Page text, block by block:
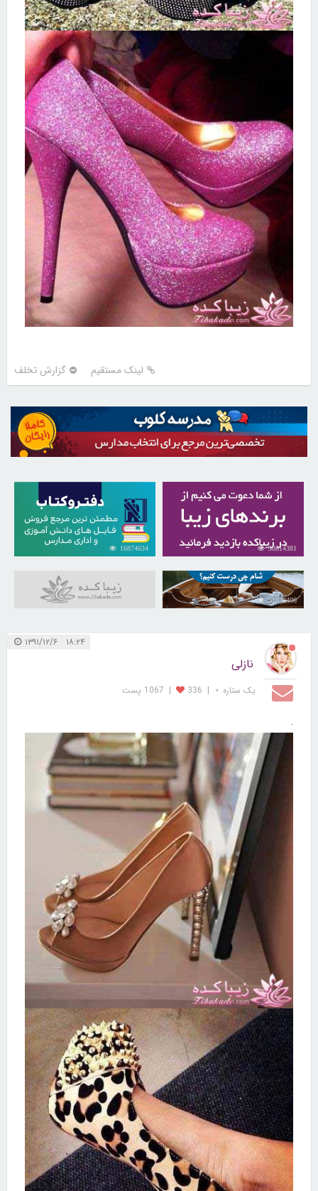
لینک مستقیم گزارش تخلف
30814381
16874634
31038406
۱۸:۲۴ ۱۳۹۱/۱۲/۶
نازلی
یک ستاره ⋆ |
336
| 1067 پست
.